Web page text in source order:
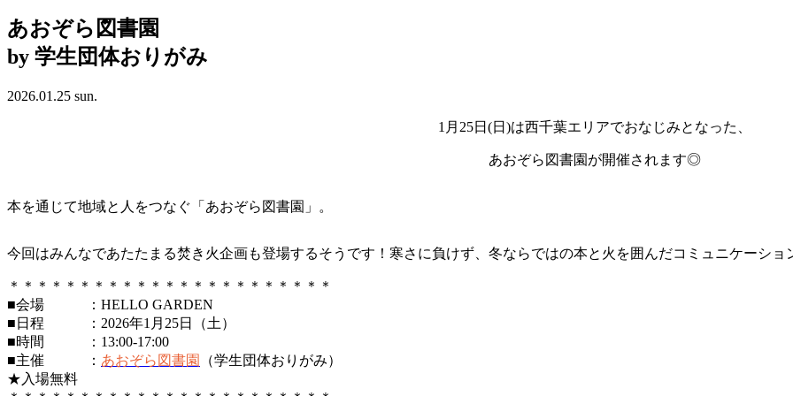
あおぞら図書園
by 学生団体おりがみ
2026.01.25 sun.
1月25日(日)は西千葉エリアでおなじみとなった、
あおぞら図書園が開催されます◎
本を通じて地域と人をつなぐ「あおぞら図書園」。
今回はみんなであたたまる焚き火企画も登場するそうです！寒さに負けず、冬ならではの本と火を囲んだコミュニケーショ
＊＊＊＊＊＊＊＊＊＊＊＊＊＊＊＊＊＊＊＊＊＊＊
■会場 ：HELLO GARDEN
■日程 ：2026年1月25日（土）
■時間 ：13:00-17:00
■主催 ： あおぞら図書園
（学生団体おりがみ）
★入場無料